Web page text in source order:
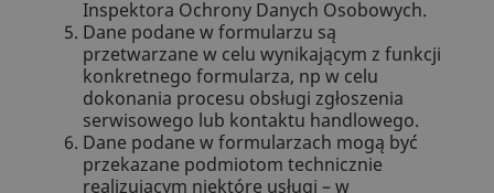
Inspektora Ochrony Danych Osobowych.
Dane podane w formularzu są
przetwarzane w celu wynikającym z funkcji
konkretnego formularza, np w celu
dokonania procesu obsługi zgłoszenia
serwisowego lub kontaktu handlowego.
Dane podane w formularzach mogą być
przekazane podmiotom technicznie
realizującym niektóre usługi – w